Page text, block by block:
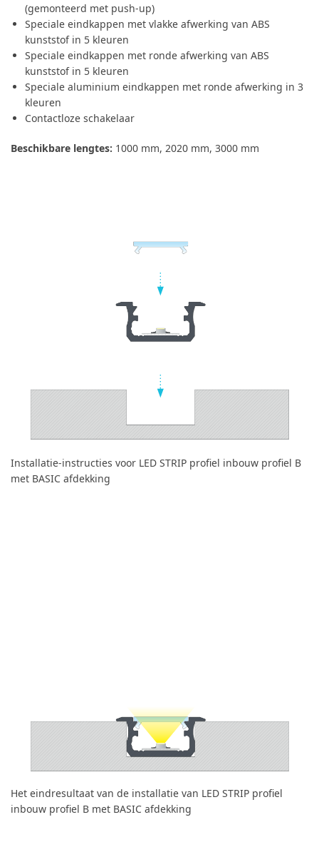
(gemonteerd met push-up)
Speciale eindkappen met vlakke afwerking van ABS
kunststof in 5 kleuren
Speciale eindkappen met ronde afwerking van ABS
kunststof in 5 kleuren
Speciale aluminium eindkappen met ronde afwerking in 3
kleuren
Contactloze schakelaar
Beschikbare lengtes: 1000 mm, 2020 mm, 3000 mm
Installatie-instructies voor LED STRIP profiel inbouw profiel B
met BASIC afdekking
Het eindresultaat van de installatie van LED STRIP profiel
inbouw profiel B met BASIC afdekking